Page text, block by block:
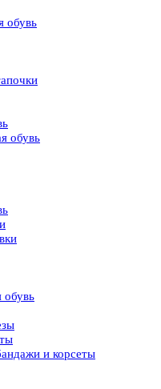
обувь
обувь
обувь
и корсеты